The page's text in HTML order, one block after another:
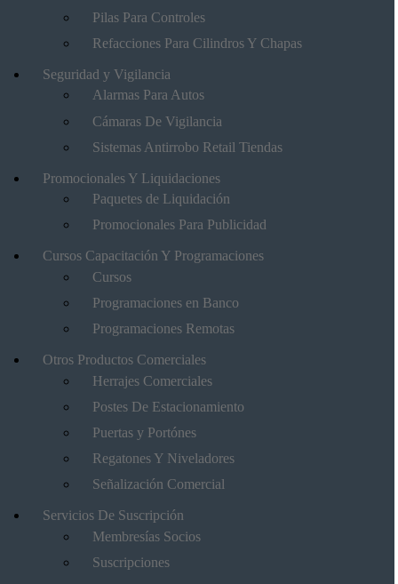
Pilas Para Controles
Refacciones Para Cilindros Y Chapas
Seguridad y Vigilancia
Alarmas Para Autos
Cámaras De Vigilancia
Sistemas Antirrobo Retail Tiendas
Promocionales Y Liquidaciones
Paquetes de Liquidación
Promocionales Para Publicidad
Cursos Capacitación Y Programaciones
Cursos
Programaciones en Banco
Programaciones Remotas
Otros Productos Comerciales
Herrajes Comerciales
Postes De Estacionamiento
Puertas y Portónes
Regatones Y Niveladores
Señalización Comercial
Servicios De Suscripción
Membresías Socios
Suscripciones